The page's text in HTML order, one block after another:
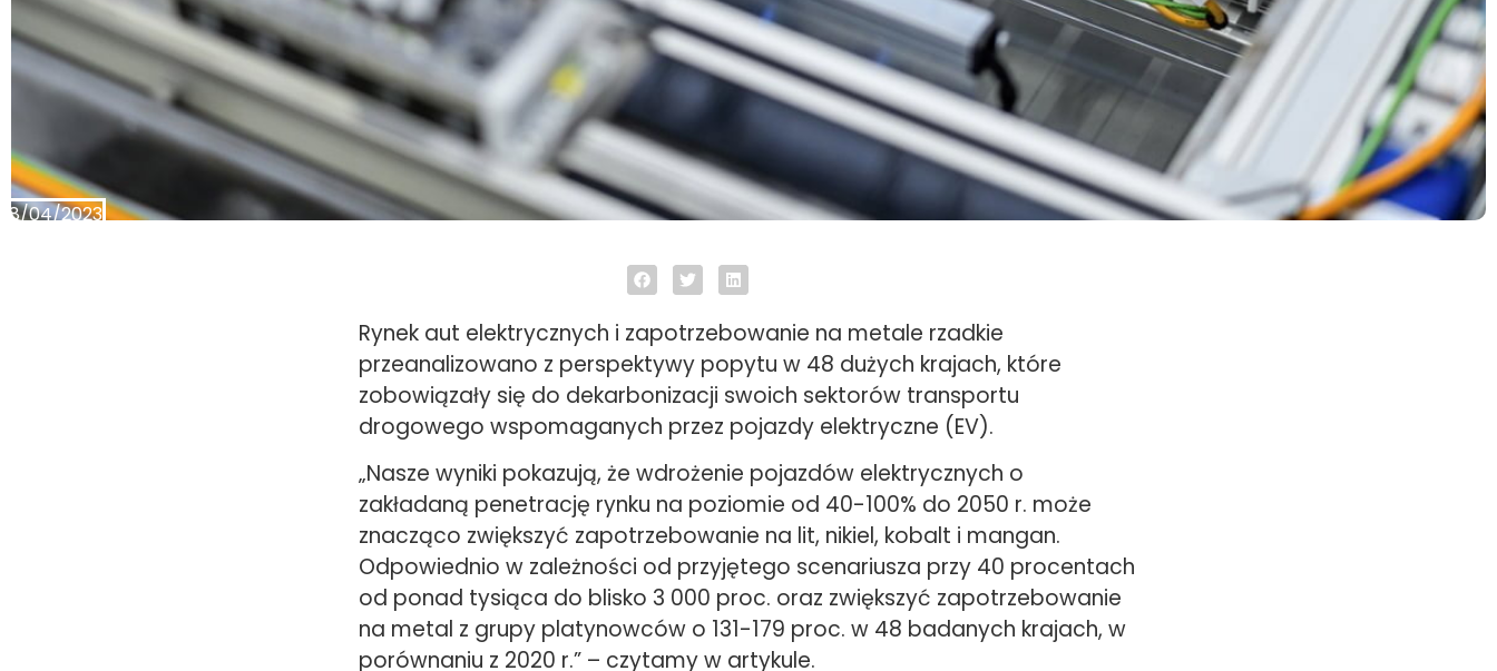
18/04/2023
Rynek aut elektrycznych i zapotrzebowanie na metale rzadkie
przeanalizowano z perspektywy popytu w 48 dużych krajach, które
zobowiązały się do dekarbonizacji swoich sektorów transportu
drogowego wspomaganych przez pojazdy elektryczne (EV).
„Nasze wyniki pokazują, że wdrożenie pojazdów elektrycznych o
zakładaną penetrację rynku na poziomie od 40-100% do 2050 r. może
znacząco zwiększyć zapotrzebowanie na lit, nikiel, kobalt i mangan.
Odpowiednio w zależności od przyjętego scenariusza przy 40 procentach
od ponad tysiąca do blisko 3 000 proc. oraz zwiększyć zapotrzebowanie
na metal z grupy platynowców o 131-179 proc. w 48 badanych krajach, w
porównaniu z 2020 r.” – czytamy w artykule.